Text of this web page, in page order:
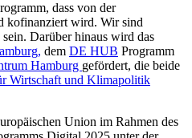
dass von der
kofinanziert wird. Wir sind
Darüber hinaus wird das
dem DE HUB Programm
Hamburg gefördert, die beide
Wirtschaft und Klimapolitik
Union im Rahmen des